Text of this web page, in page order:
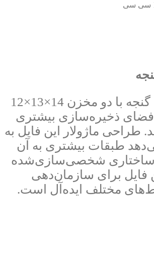
فایل دو طبقه گنجه با دو مخزن 14×13×12
ذخیره‌سازی بیشتری
طراحی ماژولار این فایل به
طبقات بیشتری به آن
و ساختاری شخصی‌سازی‌شده
فایل برای سازمان‌دهی
مختلف ایده‌آل است.